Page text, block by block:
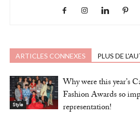
ARTICLES CONNEXES PLUS DE
Style
Why were this year’s
Fashion Awards so
representation!